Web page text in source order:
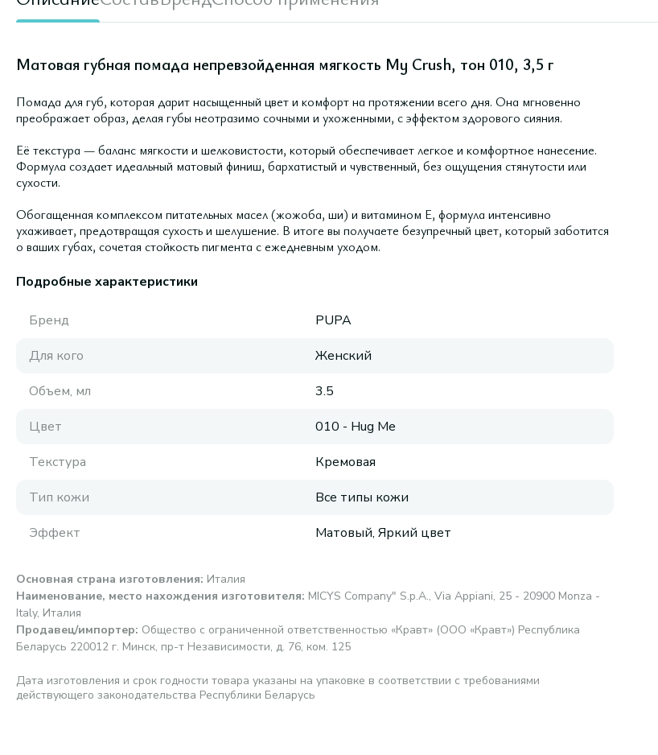
Матовая губная помада непревзойденная мягкость My Crush, тон 010, 3,5 г
Помада для губ, которая дарит насыщенный цвет и комфорт на протяжении всего дня. Она мгновенно
преображает образ, делая губы неотразимо сочными и ухоженными, с эффектом здорового сияния.
Её текстура — баланс мягкости и шелковистости, который обеспечивает легкое и комфортное нанесение.
Формула создает идеальный матовый финиш, бархатистый и чувственный, без ощущения стянутости или
сухости.
Обогащенная комплексом питательных масел (жожоба, ши) и витамином Е, формула интенсивно
ухаживает, предотвращая сухость и шелушение. В итоге вы получаете безупречный цвет, который заботится
о ваших губах, сочетая стойкость пигмента с ежедневным уходом.
Подробные характеристики
Бренд
PUPA
Для кого
Женский
Объем, мл
3.5
Цвет
010 - Hug Me
Текстура
Кремовая
Тип кожи
Все типы кожи
Эффект
Матовый, Яркий цвет
Основная страна изготовления: Италия
Наименование, место нахождения изготовителя: MICYS Company" S.p.A., Via Appiani, 25 - 20900 Monza -
Italy, Италия
Продавец/импортер: Общество с ограниченной ответственностью «Кравт» (ООО «Кравт») Республика
Беларусь 220012 г. Минск, пр-т Независимости, д. 76, ком. 125
Дата изготовления и срок годности товара указаны на упаковке в соответствии с требованиями
действующего законодательства Республики Беларусь